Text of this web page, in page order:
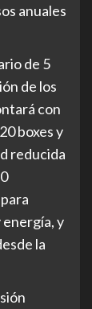
anuales
de 5
de los
con
boxes y
reducida
energía, y
la